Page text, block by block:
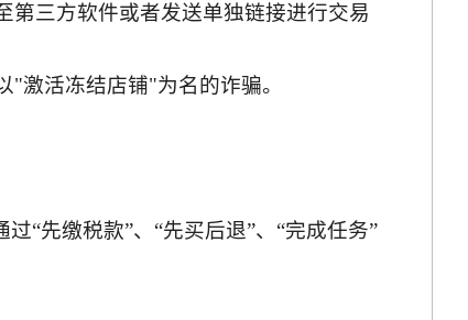
第三方软件或者发送单独链接进行交易
激活冻结店铺"为名的诈骗。
“先缴税款”、“先买后退”、“完成任务”